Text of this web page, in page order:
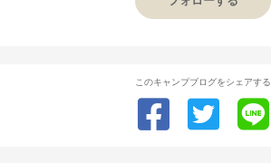
このキャンプブログをシェアする